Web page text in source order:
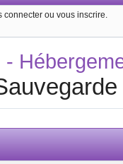
connecter ou vous inscrire.
-